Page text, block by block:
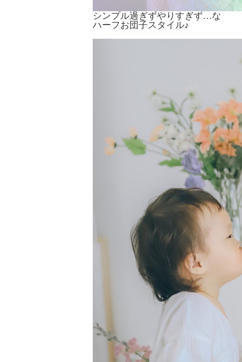
シンプル過ぎずやりすぎず…な
ハーフお団子スタイル♪